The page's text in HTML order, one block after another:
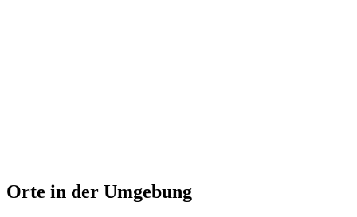
Orte in der Umgebung